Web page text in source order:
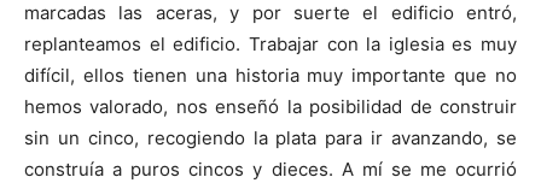
marcadas las aceras, y por suerte el edificio entró,
replanteamos el edificio. Trabajar con la iglesia es muy
difícil, ellos tienen una historia muy importante que no
hemos valorado, nos enseñó la posibilidad de construir
sin un cinco, recogiendo la plata para ir avanzando, se
construía a puros cincos y dieces. A mí se me ocurrió